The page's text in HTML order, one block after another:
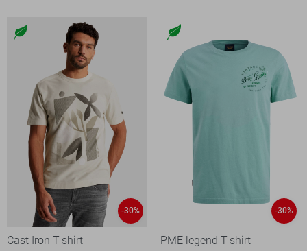
-30%
Cast Iron T-shirt
-30%
PME legend T-shirt